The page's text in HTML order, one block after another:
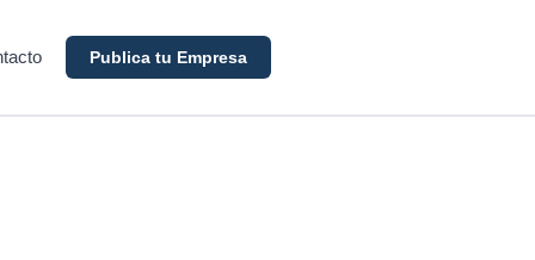
Publica tu Empresa